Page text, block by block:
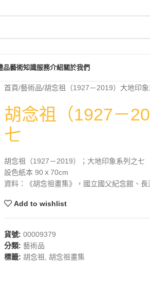
品藝術知識服務介紹關於我們
首頁 藝術品 胡念祖（1927－2019）大地印
胡念祖（1927－
七
胡念祖（1927－2019）；大地印象系列之七
設色紙本 90ｘ70cm
資料：《胡念祖畫集》，國立國父紀念館、
Add to wishlist
貨號: 00009379
分類: 藝術品
標籤: 胡念祖 胡念祖畫集